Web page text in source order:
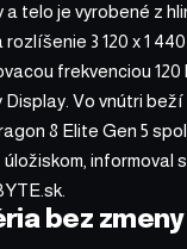
a telo je vyrobené z
rozlíšenie 3 120 x 1
frekvenciou
Display. Vo vnútri
8 Elite Gen 5
úložiskom, informoval
bez zmeny